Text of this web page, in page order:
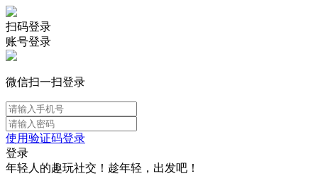
扫码登录
账号登录
微信扫一扫登录
使用验证码登录
登录
年轻人的趣玩社交！趁年轻，出发吧！